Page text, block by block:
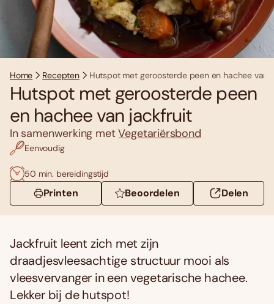
Home Recepten Hutspot met geroosterde peen en hachee van
Hutspot met geroosterde peen
en hachee van jackfruit
In samenwerking metVegetariërsbond
Eenvoudig
50 min. bereidingstijd
Printen Beoordelen Delen
Jackfruit leent zich met zijn
draadjesvleesachtige structuur mooi als
vleesvervanger in een vegetarische hachee.
Lekker bij de hutspot!